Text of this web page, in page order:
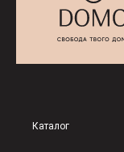
Каталог